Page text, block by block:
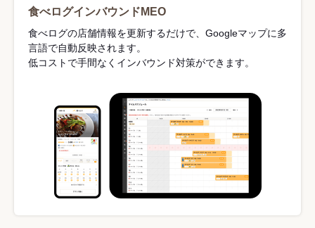
食べログインバウンドMEO
食べログの店舗情報を更新するだけで、Googleマップに多
言語で自動反映されます。
低コストで手間なくインバウンド対策ができます。